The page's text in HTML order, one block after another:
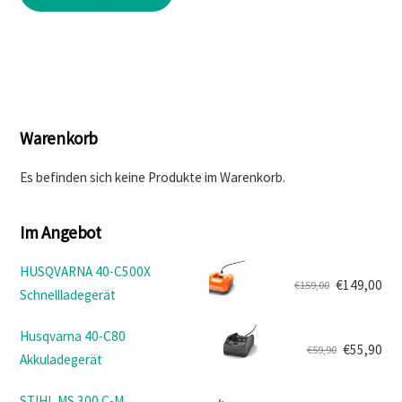
Produkt
können
werden
Warenkorb
Es befinden sich keine Produkte im Warenkorb.
Im Angebot
HUSQVARNA 40-C500X
Schnellladegerät
€159,00
Ursprünglicher
war:
€159,00
€149,00
Aktueller
ist:
€149,00.
Husqvarna 40-C80
Akkuladegerät
€59,90
Ursprünglicher
€55,90
Aktueller